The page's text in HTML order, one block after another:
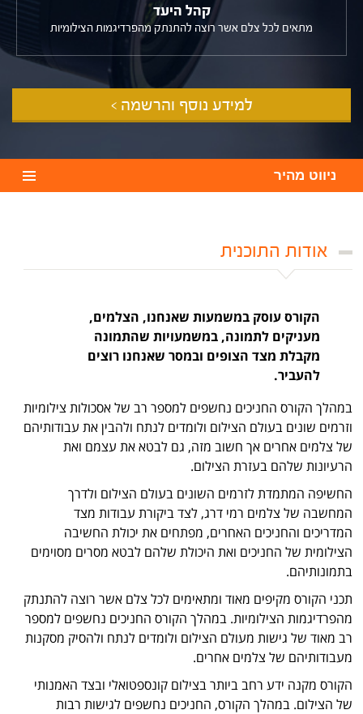
קהל היעד
מתאים לכל צלם אשר רוצה להתנתק מהפרדיגמות הצילומיות
למידע נוסף והרשמה >
ניווט מהיר
אודות התוכנית
הקורס עוסק במשמעות שאנחנו, הצלמים,
מעניקים לתמונה, במשמעויות שהתמונה
מקבלת מצד הצופים ובמסר שאנחנו רוצים
להעביר.
במהלך הקורס החניכים נחשפים למספר רב של אסכולות צילומיות
וזרמים שונים בעולם הצילום ולומדים לנתח ולהבין את עבודותיהם
של צלמים אחרים אך חשוב מזה, גם לבטא את עצמם ואת
הרעיונות שלהם בעזרת הצילום.
החשיפה המתמדת לזרמים השונים בעולם הצילום ולדרך
המחשבה של צלמים רמי דרג, לצד ביקורת עבודות מצד
המדריכים והחניכים האחרים, מפתחים את יכולת החשיבה
הצילומית של החניכים ואת היכולת שלהם לבטא מסרים מסוימים
בתמונותיהם.
תכני הקורס מקיפים מאוד ומתאימים לכל צלם אשר רוצה להתנתק
מהפרדיגמות הצילומיות. במהלך הקורס החניכים נחשפים למספר
רב מאוד של גישות מעולם הצילום ולומדים לנתח ולהסיק מסקנות
מעבודותיהם של צלמים אחרים.
הקורס מקנה ידע רחב ביותר בצילום קונספטואלי ובצד האמנותי
של הצילום. במהלך הקורס, החניכים נחשפים לגישות רבות